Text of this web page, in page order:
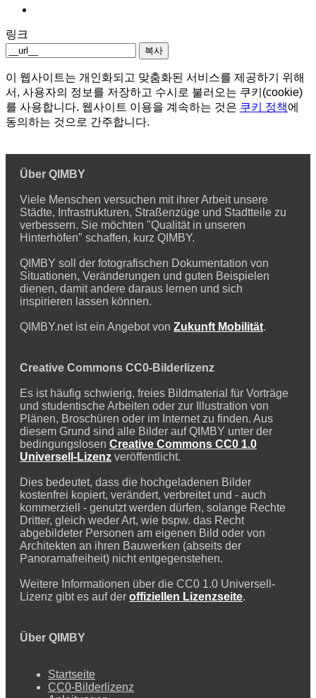
링크
복사
이 웹사이트는 개인화되고 맞춤화된 서비스를 제공하기 위해
서, 사용자의 정보를 저장하고 수시로 불러오는 쿠키(cookie)
를 사용합니다. 웹사이트 이용을 계속하는 것은 쿠키 정책에
동의하는 것으로 간주합니다.
Über QIMBY
Viele Menschen versuchen mit ihrer Arbeit unsere
Städte, Infrastrukturen, Straßenzüge und Stadtteile zu
verbessern. Sie möchten "Qualität in unseren
Hinterhöfen" schaffen, kurz QIMBY.
QIMBY soll der fotografischen Dokumentation von
Situationen, Veränderungen und guten Beispielen
dienen, damit andere daraus lernen und sich
inspirieren lassen können.
QIMBY.net ist ein Angebot von Zukunft Mobilität.
Creative Commons CC0-Bilderlizenz
Es ist häufig schwierig, freies Bildmaterial für Vorträge
und studentische Arbeiten oder zur Illustration von
Plänen, Broschüren oder im Internet zu finden. Aus
diesem Grund sind alle Bilder auf QIMBY unter der
bedingungslosen Creative Commons CC0 1.0
Universell-Lizenz veröffentlicht.
Dies bedeutet, dass die hochgeladenen Bilder
kostenfrei kopiert, verändert, verbreitet und - auch
kommerziell - genutzt werden dürfen, solange Rechte
Dritter, gleich weder Art, wie bspw. das Recht
abgebildeter Personen am eigenen Bild oder von
Architekten an ihren Bauwerken (abseits der
Panoramafreiheit) nicht entgegenstehen.
Weitere Informationen über die CC0 1.0 Universell-
Lizenz gibt es auf der offiziellen Lizenzseite.
Über QIMBY
Startseite
CC0-Bilderlizenz